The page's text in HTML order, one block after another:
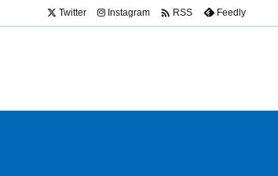
Twitter Instagram  RSS Feedly